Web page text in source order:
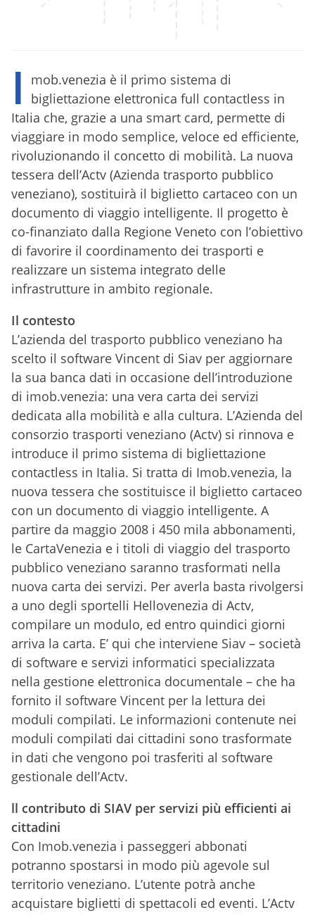
I
mob.venezia è il primo sistema di
bigliettazione elettronica full contactless in
Italia che, grazie a una smart card, permette di
viaggiare in modo semplice, veloce ed efficiente,
rivoluzionando il concetto di mobilità. La nuova
tessera dell’Actv (Azienda trasporto pubblico
veneziano), sostituirà il biglietto cartaceo con un
documento di viaggio intelligente. Il progetto è
co-finanziato dalla Regione Veneto con l’obiettivo
di favorire il coordinamento dei trasporti e
realizzare un sistema integrato delle
infrastrutture in ambito regionale.
Il contesto
L’azienda del trasporto pubblico veneziano ha
scelto il software Vincent di Siav per aggiornare
la sua banca dati in occasione dell’introduzione
di imob.venezia: una vera carta dei servizi
dedicata alla mobilità e alla cultura. L’Azienda del
consorzio trasporti veneziano (Actv) si rinnova e
introduce il primo sistema di bigliettazione
contactless in Italia. Si tratta di Imob.venezia, la
nuova tessera che sostituisce il biglietto cartaceo
con un documento di viaggio intelligente. A
partire da maggio 2008 i 450 mila abbonamenti,
le CartaVenezia e i titoli di viaggio del trasporto
pubblico veneziano saranno trasformati nella
nuova carta dei servizi. Per averla basta rivolgersi
a uno degli sportelli Hellovenezia di Actv,
compilare un modulo, ed entro quindici giorni
arriva la carta. E’ qui che interviene Siav – società
di software e servizi informatici specializzata
nella gestione elettronica documentale – che ha
fornito il software Vincent per la lettura dei
moduli compilati. Le informazioni contenute nei
moduli compilati dai cittadini sono trasformate
in dati che vengono poi trasferiti al software
gestionale dell’Actv.
ll contributo di SIAV per servizi più efficienti ai
cittadini
Con Imob.venezia i passeggeri abbonati
potranno spostarsi in modo più agevole sul
territorio veneziano. L’utente potrà anche
acquistare biglietti di spettacoli ed eventi. L’Actv